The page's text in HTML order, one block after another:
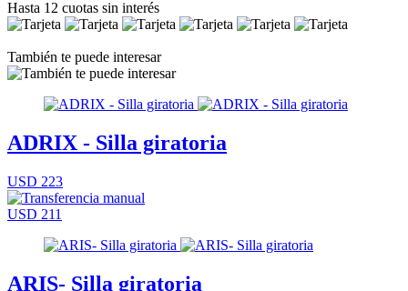
Hasta 12 cuotas sin interés
También te puede interesar
ADRIX - Silla giratoria
USD 223
USD 211
ARIS- Silla giratoria